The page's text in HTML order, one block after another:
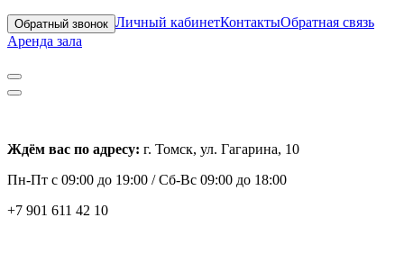
Обратный звонок Личный кабинетКонтактыОбратная связь
Аренда зала
Ждём вас по адресу: г. Томск, ул. Гагарина, 10
Пн-Пт с 09:00 до 19:00 /Сб-Вс 09:00 до 18:00
+7 901 611 42 10